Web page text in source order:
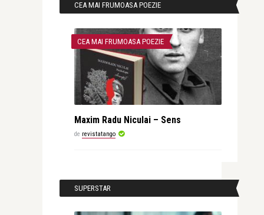
CEA MAI FRUMOASA POEZIE
CEA MAI FRUMOASA POEZIE
Maxim Radu Niculai – Sens
de revistatango
SUPERSTAR